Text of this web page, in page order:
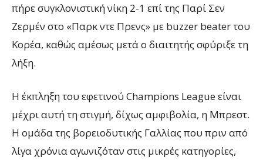
πήρε συγκλονιστική νίκη 2-1 επί της Παρί Σεν
Ζερμέν στο «Παρκ ντε Πρενς» με buzzer beater του
Κορέα, καθώς αμέσως μετά ο διαιτητής σφύριξε τη
λήξη.
Η έκπληξη του εφετινού Champions League είναι
μέχρι αυτή τη στιγμή, δίχως αμφιβολία, η Μπρεστ.
Η ομάδα της βορειοδυτικής Γαλλίας που πριν από
λίγα χρόνια αγωνιζόταν στις μικρές κατηγορίες,